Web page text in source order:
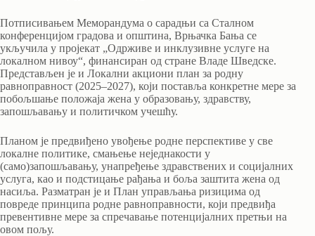
Потписивањем Меморандума о сарадњи са Сталном
конференцијом градова и општина, Врњачка Бања се
укључила у пројекат „Одрживе и инклузивне услуге на
локалном нивоу“, финансиран од стране Владе Шведске.
Представљен је и Локални акциони план за родну
равноправност (2025–2027), који поставља конкретне мере за
побољшање положаја жена у образовању, здравству,
запошљавању и политичком учешћу.
Планом је предвиђено увођење родне перспективе у све
локалне политике, смањење неједнакости у
(само)запошљавању, унапређење здравствених и социјалних
услуга, као и подстицање рађања и боља заштита жена од
насиља. Разматран је и План управљања ризицима од
повреде принципа родне равноправности, који предвиђа
превентивне мере за спречавање потенцијалних претњи на
овом пољу.